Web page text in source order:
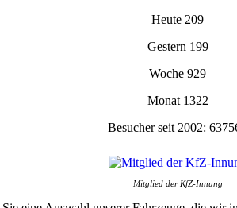
Heute 209
Gestern 199
Woche 929
Monat 1322
Besucher seit 2002:
Mitglied der KfZ-Innung